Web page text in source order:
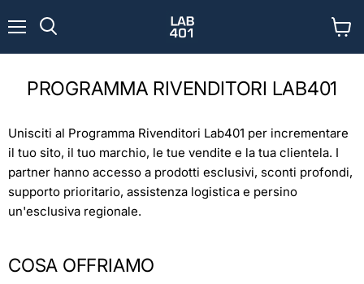
il
PROGRAMMA RIVENDITORI LAB401
Unisciti al Programma Rivenditori Lab401 per incrementare
il tuo sito, il tuo marchio, le tue vendite e la tua clientela. I
partner hanno accesso a prodotti esclusivi, sconti profondi,
supporto prioritario, assistenza logistica e persino
un'esclusiva regionale.
COSA OFFRIAMO